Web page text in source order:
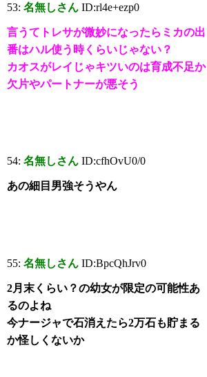
53:名無しさん ID:rl4e+ezp0
言うてトレサが微妙になったらミカの出
番はハル使う時くらいじゃない？
カオスがレイじゃキツいのは育成不足か
欠片やパートナーが悪そう
54:名無しさん ID:cfhOvU0/0
あの細目男強そうやん
55:名無しさん ID:BpcQhJrv0
2月末くらい？の幼女が限定の可能性あ
るのよね
今ナージャで石消えたら2万石も貯まる
か怪しくないか